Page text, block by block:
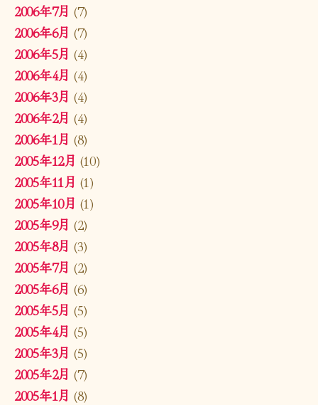
2006年7月 (7)
2006年6月 (7)
2006年5月 (4)
2006年4月 (4)
2006年3月 (4)
2006年2月 (4)
2006年1月 (8)
2005年12月 (10)
2005年11月 (1)
2005年10月 (1)
2005年9月 (2)
2005年8月 (3)
2005年7月 (2)
2005年6月 (6)
2005年5月 (5)
2005年4月 (5)
2005年3月 (5)
2005年2月 (7)
2005年1月 (8)